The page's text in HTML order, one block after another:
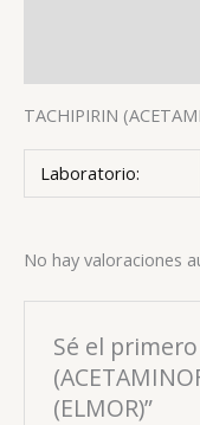
TACHIPIRIN
Laboratorio:
No hay valoraciones
Sé el
(ELMOR)”